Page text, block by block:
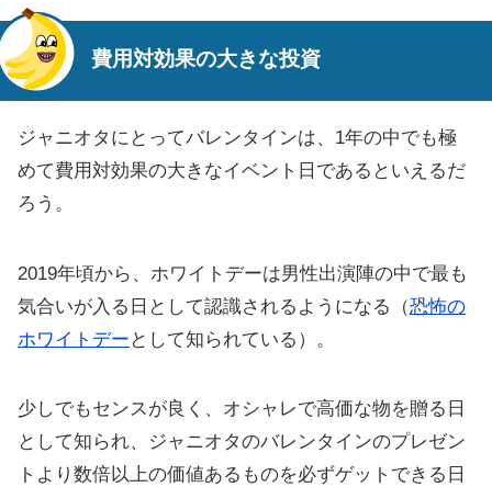
費用対効果の大きな投資
ジャニオタにとってバレンタインは、1年の中でも極
めて費用対効果の大きなイベント日であるといえるだ
ろう。
2019年頃から、ホワイトデーは男性出演陣の中で最も
気合いが入る日として認識されるようになる（恐怖の
ホワイトデー として知られている）。
少しでもセンスが良く、オシャレで高価な物を贈る日
として知られ、ジャニオタのバレンタインのプレゼン
トより数倍以上の価値あるものを必ずゲットできる日